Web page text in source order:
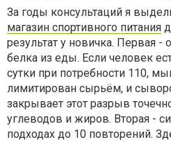
За годы консультаций я
магазин спортивного питания
результат у новичка. Первая
белка из еды. Если человек
сутки при потребности 110,
лимитирован сырьём, и
закрывает этот разрыв
углеводов и жиров. Вторая -
подходах до 10 повторений.